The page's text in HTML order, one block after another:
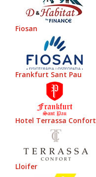
Fiosan
Frankfurt Sant Pau
Hotel Terrassa Confort
Lloifer